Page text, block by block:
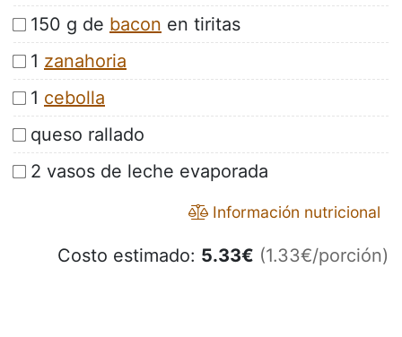
150 g de bacon en tiritas
1 zanahoria
1 cebolla
queso rallado
2 vasos de leche evaporada
Información nutricional
Costo estimado: 5.33€ (1.33€/porción)